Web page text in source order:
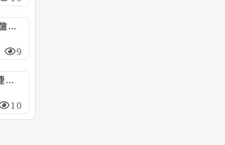
威強電月營收首破10億元，前7月年增27%
9
巨大董事會決議擬由捷安特投資向眾御收購鼎鎂新材料科技股份，上限5.97億人民幣
10